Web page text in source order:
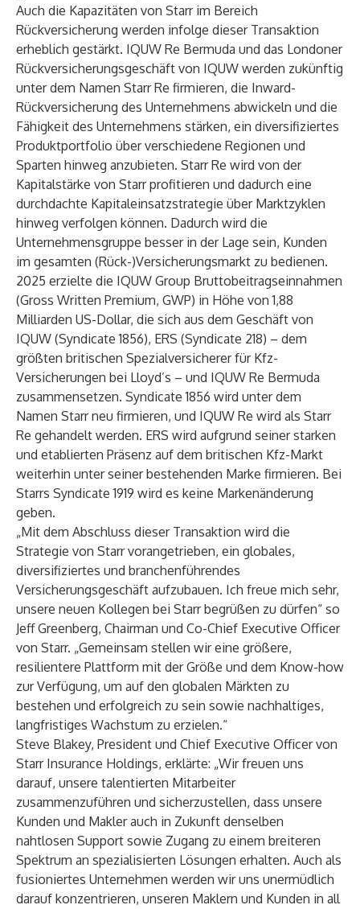
Auch die Kapazitäten von Starr im Bereich
Rückversicherung werden infolge dieser Transaktion
erheblich gestärkt. IQUW Re Bermuda und das Londoner
Rückversicherungsgeschäft von IQUW werden zukünftig
unter dem Namen Starr Re firmieren, die Inward-
Rückversicherung des Unternehmens abwickeln und die
Fähigkeit des Unternehmens stärken, ein diversifiziertes
Produktportfolio über verschiedene Regionen und
Sparten hinweg anzubieten. Starr Re wird von der
Kapitalstärke von Starr profitieren und dadurch eine
durchdachte Kapitaleinsatzstrategie über Marktzyklen
hinweg verfolgen können. Dadurch wird die
Unternehmensgruppe besser in der Lage sein, Kunden
im gesamten (Rück-)Versicherungsmarkt zu bedienen.
2025 erzielte die IQUW Group Bruttobeitragseinnahmen
(Gross Written Premium, GWP) in Höhe von 1,88
Milliarden US-Dollar, die sich aus dem Geschäft von
IQUW (Syndicate 1856), ERS (Syndicate 218) – dem
größten britischen Spezialversicherer für Kfz-
Versicherungen bei Lloyd’s – und IQUW Re Bermuda
zusammensetzen. Syndicate 1856 wird unter dem
Namen Starr neu firmieren, und IQUW Re wird als Starr
Re gehandelt werden. ERS wird aufgrund seiner starken
und etablierten Präsenz auf dem britischen Kfz-Markt
weiterhin unter seiner bestehenden Marke firmieren. Bei
Starrs Syndicate 1919 wird es keine Markenänderung
geben.
„Mit dem Abschluss dieser Transaktion wird die
Strategie von Starr vorangetrieben, ein globales,
diversifiziertes und branchenführendes
Versicherungsgeschäft aufzubauen. Ich freue mich sehr,
unsere neuen Kollegen bei Starr begrüßen zu dürfen“ so
Jeff Greenberg, Chairman und Co-Chief Executive Officer
von Starr. „Gemeinsam stellen wir eine größere,
resilientere Plattform mit der Größe und dem Know-how
zur Verfügung, um auf den globalen Märkten zu
bestehen und erfolgreich zu sein sowie nachhaltiges,
langfristiges Wachstum zu erzielen.“
Steve Blakey, President und Chief Executive Officer von
Starr Insurance Holdings, erklärte: „Wir freuen uns
darauf, unsere talentierten Mitarbeiter
zusammenzuführen und sicherzustellen, dass unsere
Kunden und Makler auch in Zukunft denselben
nahtlosen Support sowie Zugang zu einem breiteren
Spektrum an spezialisierten Lösungen erhalten. Auch als
fusioniertes Unternehmen werden wir uns unermüdlich
darauf konzentrieren, unseren Maklern und Kunden in all